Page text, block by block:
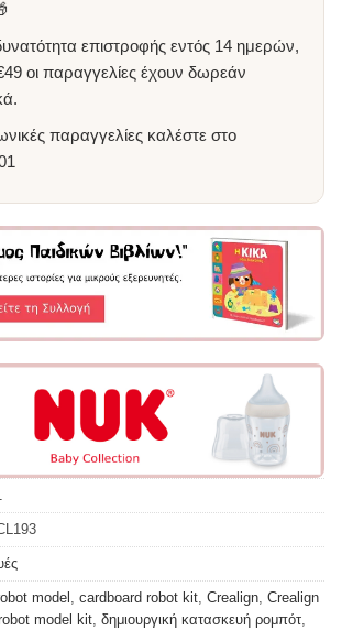
επιστροφής εντός 14 ημερών,
οι παραγγελίες έχουν δωρεάν
παραγγελίες καλέστε στο
model , cardboard robot kit, Crealign, Crealign
model kit, δημιουργική κατασκευή ρομπότ,